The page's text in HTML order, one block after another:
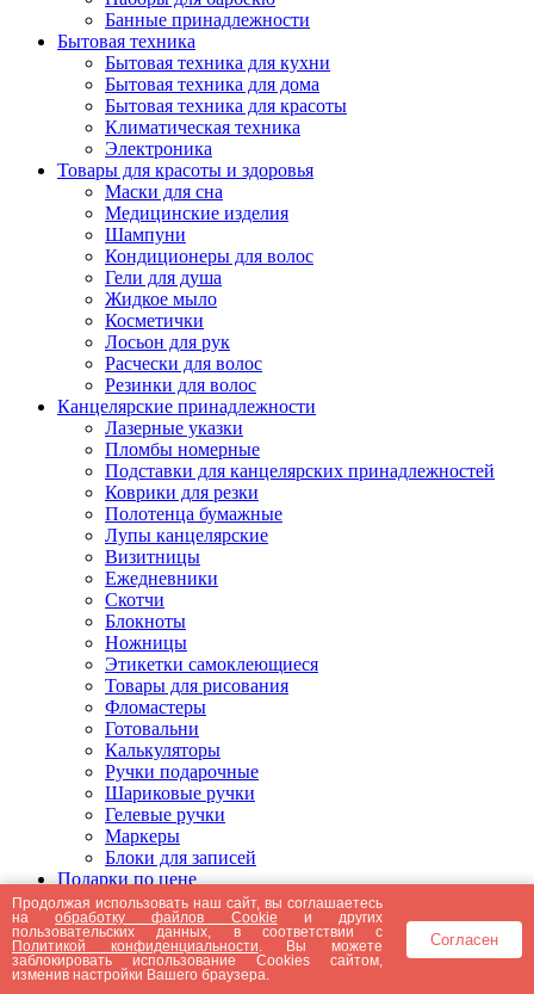
Банные принадлежности
Бытовая техника
Бытовая техника для кухни
Бытовая техника для дома
Бытовая техника для красоты
Климатическая техника
Электроника
Товары для красоты и здоровья
Маски для сна
Медицинские изделия
Шампуни
Кондиционеры для волос
Гели для душа
Жидкое мыло
Косметички
Лосьон для рук
Расчески для волос
Резинки для волос
Канцелярские принадлежности
Лазерные указки
Пломбы номерные
Подставки для канцелярских принадлежностей
Коврики для резки
Полотенца бумажные
Лупы канцелярские
Визитницы
Ежедневники
Скотчи
Блокноты
Ножницы
Этикетки самоклеющиеся
Товары для рисования
Фломастеры
Готовальни
Калькуляторы
Ручки подарочные
Шариковые ручки
Гелевые ручки
Маркеры
Блоки для записей
Подарки по цене
Подарки от 5000 рублей
Подарки до 5000 рублей
Подарки до 3000 рублей
Подарки до 2000 рублей
Подарки до 1000 рублей
Продолжая использовать наш сайт, вы соглашаетесь
наобработку файлов Cookie и других
пользовательских данных, в соответствии с
Политикой конфиденциальности . Вы можете
заблокировать использование Cookies сайтом,
изменив настройки Вашего браузера.
Согласен